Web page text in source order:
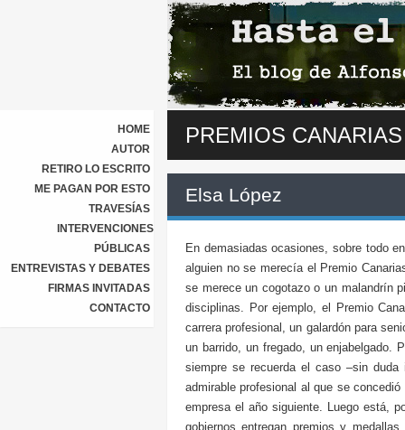
HOME
AUTOR
RETIRO LO ESCRITO
ME PAGAN POR ESTO
TRAVESÍAS
INTERVENCIONES
PÚBLICAS
ENTREVISTAS Y DEBATES
FIRMAS INVITADAS
CONTACTO
PREMIOS CANARIAS
Elsa López
En demasiadas ocasiones, sobre todo
alguien no se merecía el Premio
se merece un cogotazo o un malandrín
disciplinas. Por ejemplo, el Premio
carrera profesional, un galardón para
un barrido, un fregado, un enjabelgado.
siempre se recuerda el caso –sin
admirable profesional al que se
empresa el año siguiente. Luego está,
gobiernos entregan premios y